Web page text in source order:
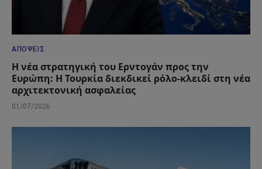
ΑΠΌΨΕΙΣ
Η νέα στρατηγική του Ερντογάν προς την
Ευρώπη: Η Τουρκία διεκδικεί ρόλο-κλειδί στη νέα
αρχιτεκτονική ασφαλείας
01/07/2026